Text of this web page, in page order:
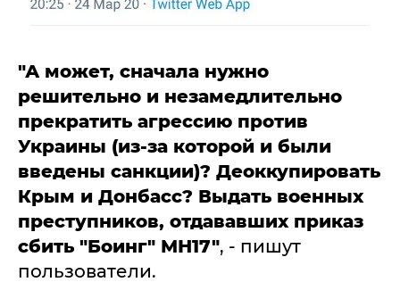
"А может, сначала нужно
решительно и незамедлительно
прекратить агрессию против
Украины (из-за которой и были
введены санкции)? Деоккупировать
Крым и Донбасс? Выдать военных
преступников, отдававших приказ
сбить "Боинг" МН17", - пишут
пользователи.